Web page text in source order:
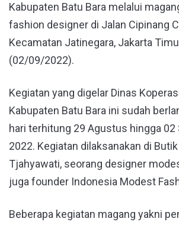
Kabupaten Batu Bara melalui
fashion designer di Jalan Cipinang
Kecamatan Jatinegara, Jakarta
(02/09/2022).
Kegiatan yang digelar Dinas
Kabupaten Batu Bara ini sudah
hari terhitung 29 Agustus hingga
2022. Kegiatan dilaksanakan di
Tjahyawati, seorang designer
juga founder Indonesia Modest
Beberapa kegiatan magang yakni